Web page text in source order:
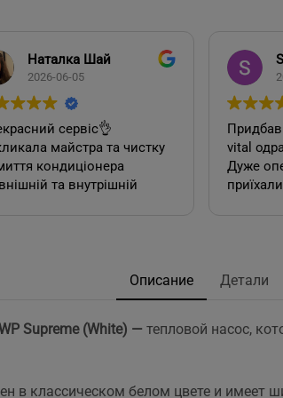
Наталка Шай
2026-06-05
сервіс👌
майстра та чистку
кондиціонера
та внутрішній
у цієї фірми 2
Задоволена,
їх, так і
неодмінно звертатись
vital
Дуже
саме в
Описание Детали
Supreme (White) — тепловой насос,
в классическом белом цвете и имеет